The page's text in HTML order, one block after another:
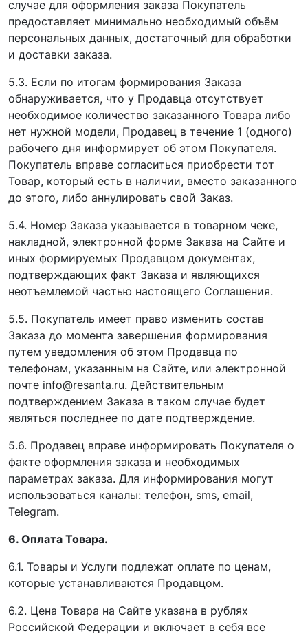
случае для оформления заказа Покупатель
предоставляет минимально необходимый объём
персональных данных, достаточный для обработки
и доставки заказа.
5.3. Если по итогам формирования Заказа
обнаруживается, что у Продавца отсутствует
необходимое количество заказанного Товара либо
нет нужной модели, Продавец в течение 1 (одного)
рабочего дня информирует об этом Покупателя.
Покупатель вправе согласиться приобрести тот
Товар, который есть в наличии, вместо заказанного
до этого, либо аннулировать свой Заказ.
5.4. Номер Заказа указывается в товарном чеке,
накладной, электронной форме Заказа на Сайте и
иных формируемых Продавцом документах,
подтверждающих факт Заказа и являющихся
неотъемлемой частью настоящего Соглашения.
5.5. Покупатель имеет право изменить состав
Заказа до момента завершения формирования
путем уведомления об этом Продавца по
телефонам, указанным на Сайте, или электронной
почте info@resanta.ru. Действительным
подтверждением Заказа в таком случае будет
являться последнее по дате подтверждение.
5.6. Продавец вправе информировать Покупателя о
факте оформления заказа и необходимых
параметрах заказа. Для информирования могут
использоваться каналы: телефон, sms, email,
Telegram.
6. Оплата Товара.
6.1. Товары и Услуги подлежат оплате по ценам,
которые устанавливаются Продавцом.
6.2. Цена Товара на Сайте указана в рублях
Российской Федерации и включает в себя все